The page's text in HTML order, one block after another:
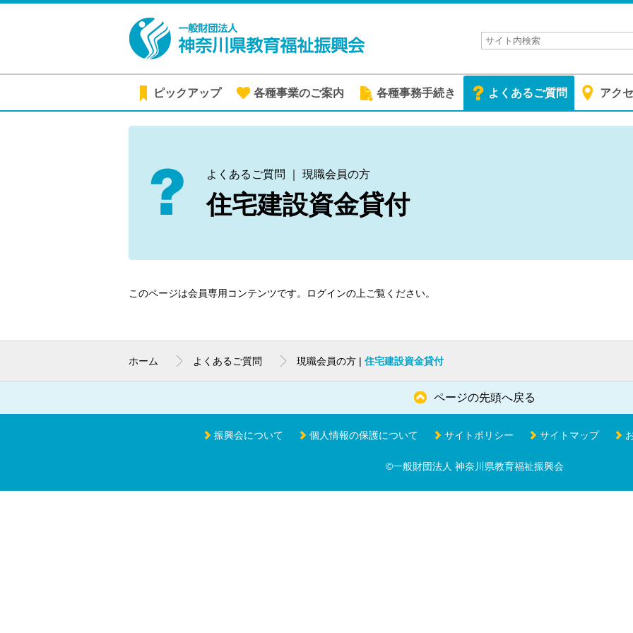
ピックアップ 各種事業のご案内 各種事務手続き よくあるご質問 アク
よくあるご質問 ｜ 現職会員の方
住宅建設資金貸付
このページは会員専用コンテンツです。 ログインの上ご覧ください。
ホーム よくあるご質問 現職会員の方 | 住宅建設資金貸付
ページの先頭へ戻る
振興会について 個人情報の保護について サイトポリシー サイトマップ
©一般財団法人 神奈川県教育福祉振興会